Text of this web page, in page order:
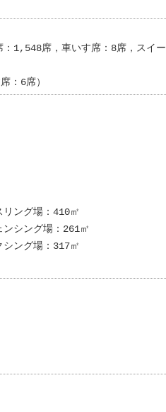
1,548席，車いす席：8席，スイー
：6席）
場：410㎡
場：261㎡
：317㎡